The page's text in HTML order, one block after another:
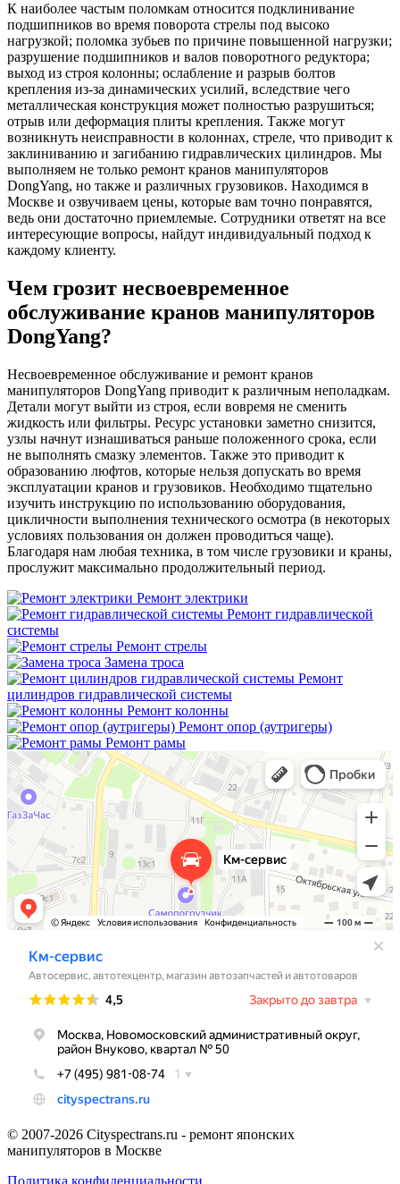
К наиболее частым поломкам относится подклинивание
подшипников во время поворота стрелы под высоко
нагрузкой; поломка зубьев по причине повышенной нагрузки;
разрушение подшипников и валов поворотного редуктора;
выход из строя колонны; ослабление и разрыв болтов
крепления из-за динамических усилий, вследствие чего
металлическая конструкция может полностью разрушиться;
отрыв или деформация плиты крепления. Также могут
возникнуть неисправности в колоннах, стреле, что приводит к
заклиниванию и загибанию гидравлических цилиндров. Мы
выполняем не только ремонт кранов манипуляторов
DongYang, но также и различных грузовиков. Находимся в
Москве и озвучиваем цены, которые вам точно понравятся,
ведь они достаточно приемлемые. Сотрудники ответят на все
интересующие вопросы, найдут индивидуальный подход к
каждому клиенту.
Чем грозит несвоевременное
обслуживание кранов манипуляторов
DongYang?
Несвоевременное обслуживание и ремонт кранов
манипуляторов DongYang приводит к различным неполадкам.
Детали могут выйти из строя, если вовремя не сменить
жидкость или фильтры. Ресурс установки заметно снизится,
узлы начнут изнашиваться раньше положенного срока, если
не выполнять смазку элементов. Также это приводит к
образованию люфтов, которые нельзя допускать во время
эксплуатации кранов и грузовиков. Необходимо тщательно
изучить инструкцию по использованию оборудования,
цикличности выполнения технического осмотра (в некоторых
условиях пользования он должен проводиться чаще).
Благодаря нам любая техника, в том числе грузовики и краны,
прослужит максимально продолжительный период.
Ремонт электрики
Ремонт гидравлической
системы
Ремонт стрелы
Замена троса
Ремонт
цилиндров гидравлической системы
Ремонт колонны
Ремонт опор (аутригеры)
Ремонт рамы
© 2007-2026 Cityspectrans.ru - ремонт японских
манипуляторов в Москве